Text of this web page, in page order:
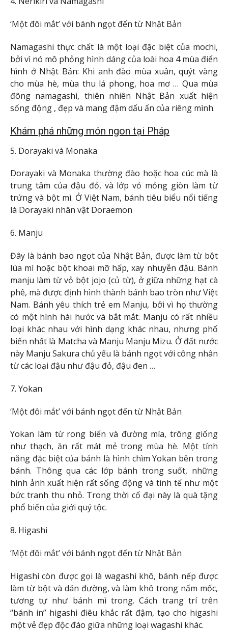
‘Một đôi mắt’ với bánh ngọt đến từ Nhật Bản
Namagashi thực chất là một loại đặc biệt của mochi,
bởi vì nó mô phỏng hình dáng của loài hoa 4 mùa điển
hình ở Nhật Bản: Khi anh đào mùa xuân, quýt vàng
cho mùa hè, mùa thu lá phong, hoa mơ … Qua mùa
đông namagashi, thiên nhiên Nhật Bản xuất hiện
sống động , đẹp và mang đậm dấu ấn của riêng mình.
Khám phá những món ngon tại Pháp
5. Dorayaki và Monaka
Dorayaki và Monaka thường đào hoặc hoa cúc mà là
trung tâm của đậu đỏ, và lớp vỏ mỏng giòn làm từ
trứng và bột mì. Ở Việt Nam, bánh tiêu biểu nổi tiếng
là Dorayaki nhân vật Doraemon
6. Manju
Đây là bánh bao ngọt của Nhật Bản, được làm từ bột
lúa mì hoặc bột khoai mỡ hấp, xay nhuyễn đậu. Bánh
manju làm từ vỏ bột jojo (củ từ), ở giữa những hạt cà
phê, mà được định hình thành bánh bao tròn như Việt
Nam. Bánh yêu thích trẻ em Manju, bởi vì họ thường
có một hình hài hước và bắt mắt. Manju có rất nhiều
loại khác nhau với hình dạng khác nhau, nhưng phổ
biến nhất là Matcha và Manju Manju Mizu. Ở đất nước
này Manju Sakura chủ yếu là bánh ngọt với công nhân
từ các loại đậu như đậu đỏ, đậu đen …
7. Yokan
‘Một đôi mắt’ với bánh ngọt đến từ Nhật Bản
Yokan làm từ rong biển và đường mía, trông giống
như thạch, ăn rất mát mẻ trong mùa hè. Một tính
năng đặc biệt của bánh là hình chìm Yokan bên trong
bánh. Thông qua các lớp bánh trong suốt, những
hình ảnh xuất hiện rất sống động và tinh tế như một
bức tranh thu nhỏ. Trong thời cổ đại này là quà tặng
phổ biến của giới quý tộc.
8. Higashi
‘Một đôi mắt’ với bánh ngọt đến từ Nhật Bản
Higashi còn được gọi là wagashi khô, bánh nếp được
làm từ bột và dán đường, và làm khô trong nấm mốc,
tương tự như bánh mì trong. Cách trang trí trên
“bánh in” higashi điêu khắc rất đậm, tạo cho higashi
một vẻ đẹp độc đáo giữa những loại wagashi khác.